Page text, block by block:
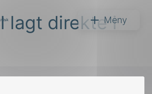
Meny
lagt direkte i